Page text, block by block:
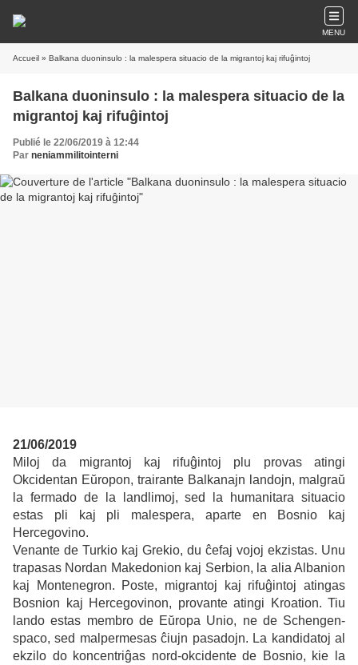
MENU
Accueil » Balkana duoninsulo : la malespera situacio de la migrantoj kaj rifuĝintoj
Balkana duoninsulo : la malespera situacio de la
migrantoj kaj rifuĝintoj
Publié le 22/06/2019 à 12:44
Par neniammilitointerni
21/06/2019
Miloj da migrantoj kaj rifuĝintoj plu provas atingi
Okcidentan Eŭropon, trairante Balkanajn landojn, malgraŭ
la fermado de la landlimoj, sed la humanitara situacio
estas pli kaj pli malespera, aparte en Bosnio kaj
Hercegovino.
Venante de Turkio kaj Grekio, du ĉefaj vojoj ekzistas. Unu
trapasas Nordan Makedonion kaj Serbion, la alia Albanion
kaj Montenegron. Poste, migrantoj kaj rifuĝintoj atingas
Bosnion kaj Hercegovinon, provante atingi Kroation. Tiu
lando estas membro de Eŭropa Unio, ne de Schengen-
spaco, sed malpermesas ĉiujn pasadojn. La kandidatoj al
ekzilo do koncentriĝas nord-okcidente de Bosnio, kie la